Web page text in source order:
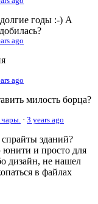
годы :-) А
ago
ago
милость борца?
· 3 years ago
спрайты зданий?
и просто для
дизайн, не нашел
в файлах